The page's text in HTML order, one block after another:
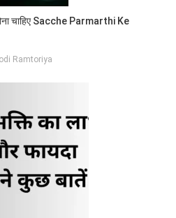
चाहिए Sacche Parmarthi Ke
Ramtoriya